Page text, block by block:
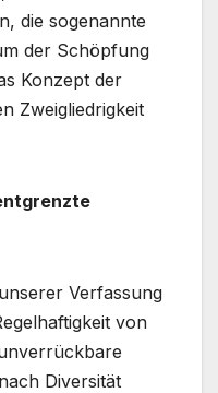
die sogenannte
der Schöpfung
Konzept der
Zweigliedrigkeit
Verfassung
von
Diversität